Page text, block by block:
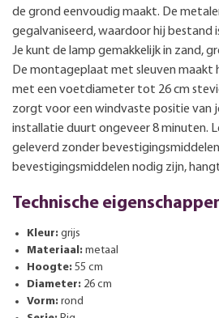
de grond eenvoudig maakt. De
gegalvaniseerd, waardoor hij bestand
Je kunt de lamp gemakkelijk in zand,
De montageplaat met sleuven maakt
met een voetdiameter tot 26 cm
zorgt voor een windvaste positie van
installatie duurt ongeveer 8 minuten.
geleverd zonder
bevestigingsmiddelen nodig zijn,
Technische
Kleur: grijs
Materiaal: metaal
Hoogte: 55 cm
Diameter: 26 cm
Vorm: rond